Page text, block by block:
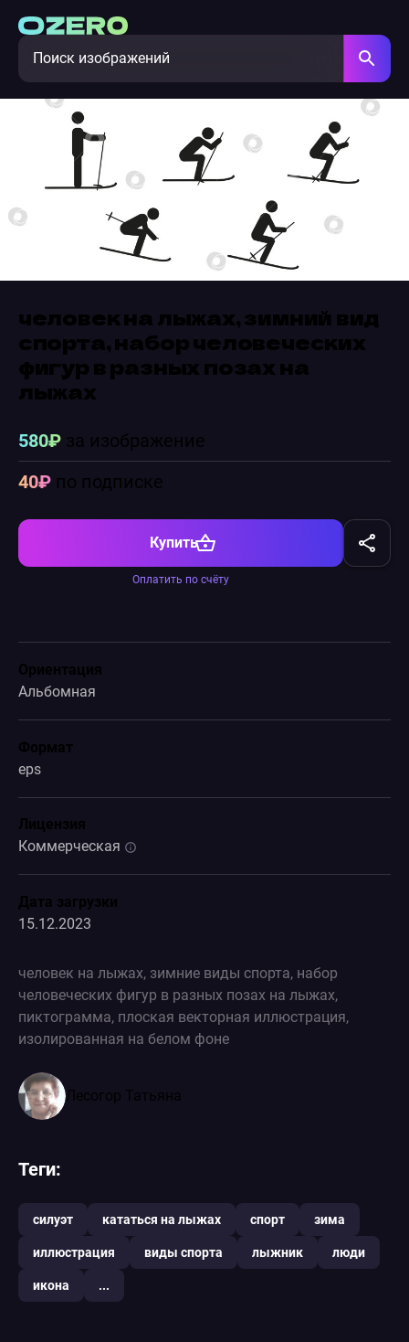
человек на лыжах, зимний вид
спорта, набор человеческих
фигур в разных позах на
лыжах
580₽за изображение
40₽по подписке
Купить
Оплатить по счёту
Ориентация
Альбомная
Формат
eps
Лицензия
Коммерческая
Дата загрузки
15.12.2023
человек на лыжах, зимние виды спорта, набор
человеческих фигур в разных позах на лыжах,
пиктограмма, плоская векторная иллюстрация,
изолированная на белом фоне
Лесогор Татьяна
Теги:
силуэт кататься на лыжах спорт зима
иллюстрация виды спорта лыжник люди
икона ...